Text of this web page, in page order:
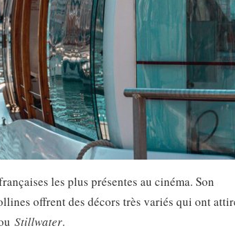
les plus présentes au cinéma. Son
offrent des décors très variés qui ont
Stillwater.